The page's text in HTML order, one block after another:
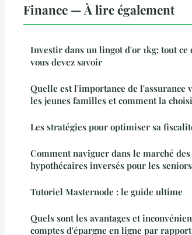
Finance — À lire également
Investir dans un lingot d'or 1kg: tout ce
vous devez savoir
Quelle est l'importance de l'assurance
les jeunes familles et comment la
Les stratégies pour optimiser sa
Comment naviguer dans le marché
hypothécaires inversés pour les
Tutoriel Masternode : le guide ultime
Quels sont les avantages et
comptes d'épargne en ligne par